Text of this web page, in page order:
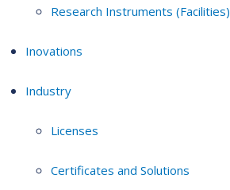
Research Instruments (Facilities)
Inovations
Industry
Licenses
Certificates and Solutions